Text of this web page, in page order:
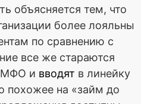
объясняется тем, что
более лояльны
по сравнению с
все же стараются
МФО и вводят в линейку
похожее на «займ до